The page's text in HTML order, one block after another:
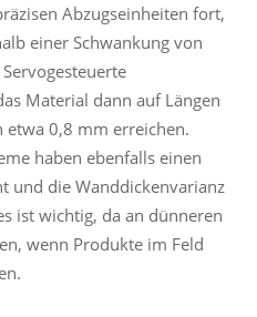
Abzugseinheiten fort,
einer Schwankung von
Material dann auf Längen
etwa 0,8 mm erreichen.
haben ebenfalls einen
und die Wanddickenvarianz
ist wichtig, da an dünneren
wenn Produkte im Feld